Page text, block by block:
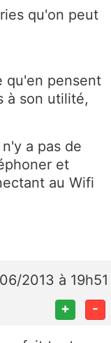
qu'on peut
qu'en pensent
à son utilité,
a pas de
et
au Wifi
2013 à 19h51
+ -